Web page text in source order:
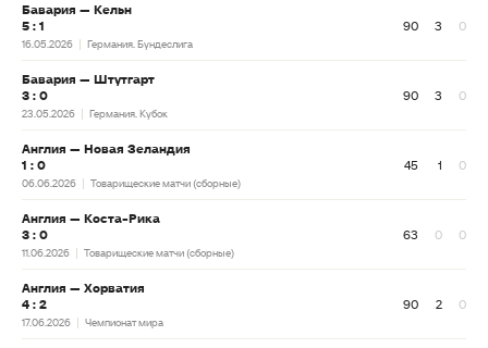
Бавария — Кельн
5 : 1
16.05.2026 Германия. Бундеслига
90 3 0
Бавария — Штутгарт
3 : 0
23.05.2026 Германия. Кубок
90 3 0
Англия — Новая Зеландия
1 : 0
06.06.2026 Товарищеские матчи (сборные)
45 1 0
Англия — Коста-Рика
3 : 0
11.06.2026 Товарищеские матчи (сборные)
63 0 0
Англия — Хорватия
4 : 2
17.06.2026 Чемпионат мира
90 2 0